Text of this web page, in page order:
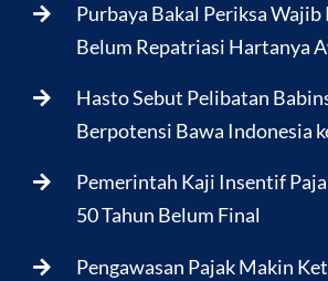
Purbaya Bakal Periksa Wajib
Belum Repatriasi Hartanya
Hasto Sebut Pelibatan
Berpotensi Bawa Indonesia
Pemerintah Kaji Insentif
50 Tahun Belum Final
Pengawasan Pajak Makin